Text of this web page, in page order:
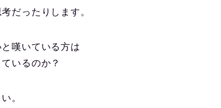
だったりします。
嘆いている方は
いるのか？
。